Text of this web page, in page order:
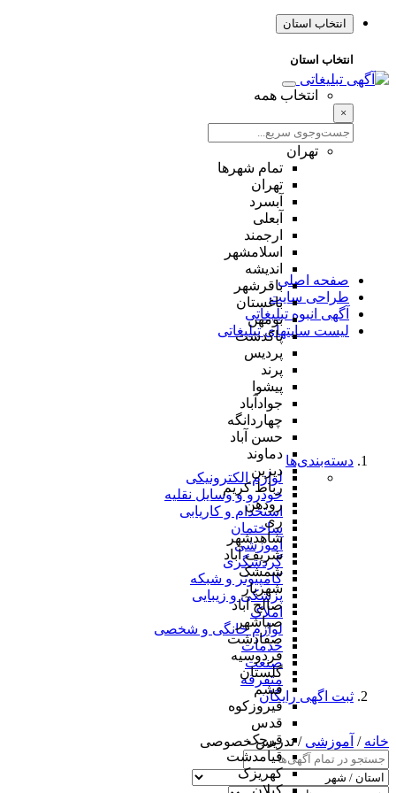
انتخاب استان
انتخاب استان
انتخاب همه
×
تهران
تمام شهر‌ها
تهران
آبسرد
آبعلی
ارجمند
اسلامشهر
اندیشه
باقرشهر
باغستان
بومهن
پاکدشت
پردیس
پرند
پیشوا
جوادآباد
چهاردانگه
حسن آباد
دماوند
دیزین
رباط کریم
رودهن
ری
شاهدشهر
شریف آباد
شمشک
شهریار
صالح آباد
صباشهر
صفادشت
فردوسیه
گلستان
فشم
فیروزکوه
قدس
قرچک
قیامدشت
کهریزک
صفحه اصلی
طراحی سایت
آگهی انبوه تبلیغاتی
لیست سایتهای تبلیغاتی
دسته‌بندی‌ها
لوازم الکترونیکی
خودرو و وسایل نقلیه
استخدام و کاریابی
ساختمان
آموزشی
گردشگری
کامپیوتر و شبکه
پزشکی و زیبایی
املاک
لوازم خانگی و شخصی
خدمات
صنعت
متفرقه
ثبت اگهی رایگان
خانه / آموزشی / تدریس خصوصی